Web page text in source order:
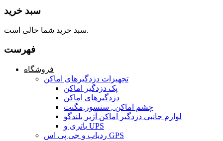
سبد خرید
سبد خرید شما خالی است.
فهرست
فروشگاه
تجهیزات دزدگیرهای اماکن
پک دزدگیر اماکن
دزدگیرهای اماکن
چشم اماکن , سنسور,مگنت
لوازم جانبی دزدگیر اماکن آژیر بلندگو
باتری و UPS
ردیاب و جی پی اس GPS